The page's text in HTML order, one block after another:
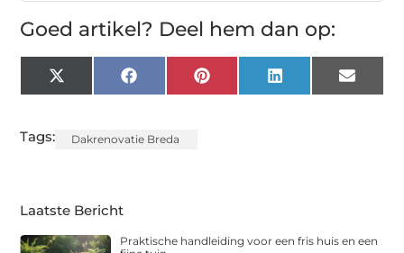
Goed artikel? Deel hem dan op:
X
(Twitter)
FacebookPinterest LinkedIn Email
Tags: Dakrenovatie Breda
Laatste Bericht
Praktische handleiding voor een fris huis en een